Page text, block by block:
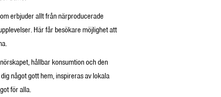
erbjuder allt från närproducerade
Här får besökare möjlighet att
hållbar konsumtion och den
något gott hem, inspireras av lokala
för alla.